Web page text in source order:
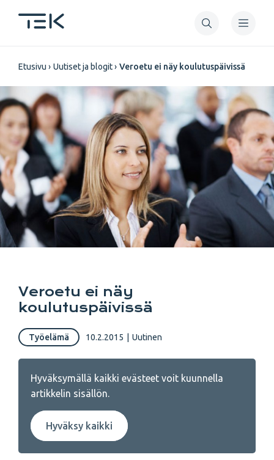
pääsisältöön
Murupolku
Etusivu Uutiset ja blogit Veroetu ei näy koulutuspäivissä
Veroetu ei näy
koulutuspäivissä
Työelämä 10.2.2015 Uutinen
Hyväksymällä kaikki evästeet voit kuunnella
artikkelin sisällön.
Hyväksy kaikki